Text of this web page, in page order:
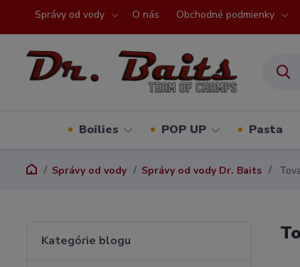
Správy od vody O nás Obchodné podmienky
Boilies POP UP Pasta
Správy od vody Správy od vody Dr. Baits
Kategórie blogu